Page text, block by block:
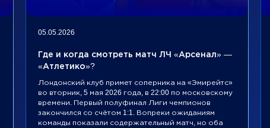
05.05.2026
Где и когда смотреть матч ЛЧ «Арсенал» —
«Атлетико»?
Лондонский клуб примет соперника на «Эмирейтс»
во вторник, 5 мая 2026 года, в 22:00 по московскому
времени. Первый полуфинал Лиги чемпионов
закончился со счётом 1:1. Вопреки ожиданиям
команды показали содержательный матч, но оба